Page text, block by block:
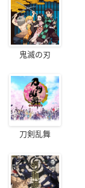
鬼滅の刃
刀剣乱舞